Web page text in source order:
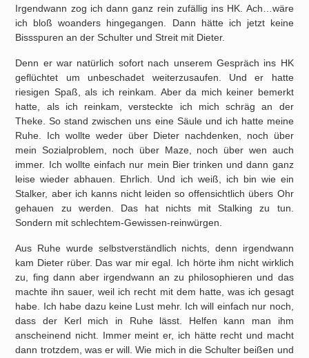
Irgendwann zog ich dann ganz rein zufällig ins HK. Ach…wäre
ich bloß woanders hingegangen. Dann hätte ich jetzt keine
Bissspuren an der Schulter und Streit mit Dieter.
Denn er war natürlich sofort nach unserem Gespräch ins HK
geflüchtet um unbeschadet weiterzusaufen. Und er hatte
riesigen Spaß, als ich reinkam. Aber da mich keiner bemerkt
hatte, als ich reinkam, versteckte ich mich schräg an der
Theke. So stand zwischen uns eine Säule und ich hatte meine
Ruhe. Ich wollte weder über Dieter nachdenken, noch über
mein Sozialproblem, noch über Maze, noch über wen auch
immer. Ich wollte einfach nur mein Bier trinken und dann ganz
leise wieder abhauen. Ehrlich. Und ich weiß, ich bin wie ein
Stalker, aber ich kanns nicht leiden so offensichtlich übers Ohr
gehauen zu werden. Das hat nichts mit Stalking zu tun.
Sondern mit schlechtem-Gewissen-reinwürgen.
Aus Ruhe wurde selbstverständlich nichts, denn irgendwann
kam Dieter rüber. Das war mir egal. Ich hörte ihm nicht wirklich
zu, fing dann aber irgendwann an zu philosophieren und das
machte ihn sauer, weil ich recht mit dem hatte, was ich gesagt
habe. Ich habe dazu keine Lust mehr. Ich will einfach nur noch,
dass der Kerl mich in Ruhe lässt. Helfen kann man ihm
anscheinend nicht. Immer meint er, ich hätte recht und macht
dann trotzdem, was er will. Wie mich in die Schulter beißen und